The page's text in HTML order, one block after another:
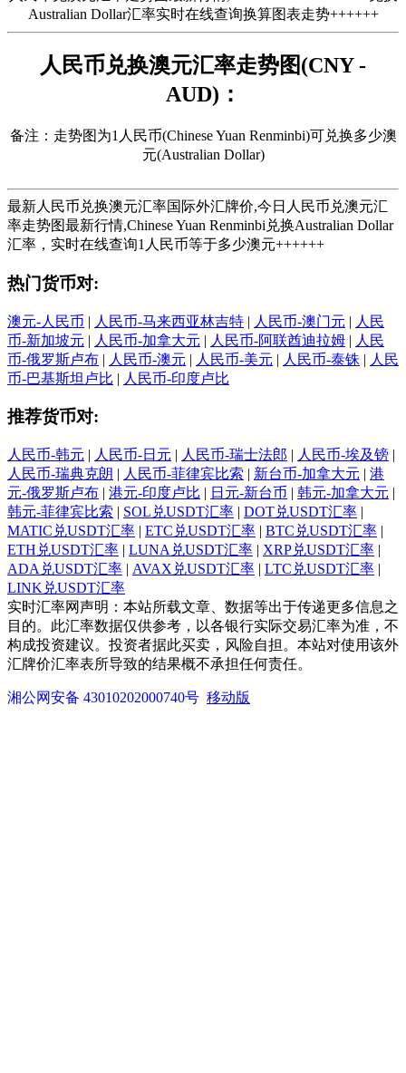
Australian Dollar汇率实时在线查询换算图表走势++++++
人民币兑换澳元汇率走势图(CNY -
AUD)：
备注：走势图为1人民币(Chinese Yuan Renminbi)可兑换多少澳
元(Australian Dollar)
最新人民币兑换澳元汇率国际外汇牌价,今日人民币兑澳元汇
率走势图最新行情,Chinese Yuan Renminbi兑换Australian Dollar
汇率，实时在线查询1人民币等于多少澳元++++++
热门货币对:
澳元-人民币 | 人民币-马来西亚林吉特 | 人民币-澳门元 | 人民
币-新加坡元 | 人民币-加拿大元 | 人民币-阿联酋迪拉姆 | 人民
币-俄罗斯卢布 | 人民币-澳元 | 人民币-美元 | 人民币-泰铢 | 人民
币-巴基斯坦卢比 | 人民币-印度卢比
推荐货币对:
人民币-韩元 | 人民币-日元 | 人民币-瑞士法郎 | 人民币-埃及镑 |
人民币-瑞典克朗 | 人民币-菲律宾比索 | 新台币-加拿大元 | 港
元-俄罗斯卢布 | 港元-印度卢比 | 日元-新台币 | 韩元-加拿大元 |
韩元-菲律宾比索 | SOL兑USDT汇率 | DOT兑USDT汇率 |
MATIC兑USDT汇率 | ETC兑USDT汇率 | BTC兑USDT汇率 |
ETH兑USDT汇率 | LUNA兑USDT汇率 | XRP兑USDT汇率 |
ADA兑USDT汇率 | AVAX兑USDT汇率 | LTC兑USDT汇率 |
LINK兑USDT汇率
实时汇率网声明：本站所载文章、数据等出于传递更多信息之
目的。此汇率数据仅供参考，以各银行实际交易汇率为准，不
构成投资建议。投资者据此买卖，风险自担。本站对使用该外
汇牌价汇率表所导致的结果概不承担任何责任。
湘公网安备 43010202000740号 移动版